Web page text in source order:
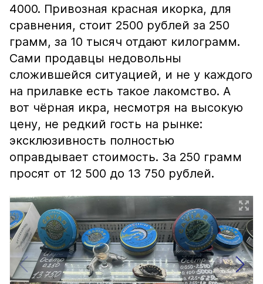
4000. Привозная красная икорка, для
сравнения, стоит 2500 рублей за 250
грамм, за 10 тысяч отдают килограмм.
Сами продавцы недовольны
сложившейся ситуацией, и не у каждого
на прилавке есть такое лакомство. А
вот чёрная икра, несмотря на высокую
цену, не редкий гость на рынке:
эксклюзивность полностью
оправдывает стоимость. За 250 грамм
просят от 12 500 до 13 750 рублей.